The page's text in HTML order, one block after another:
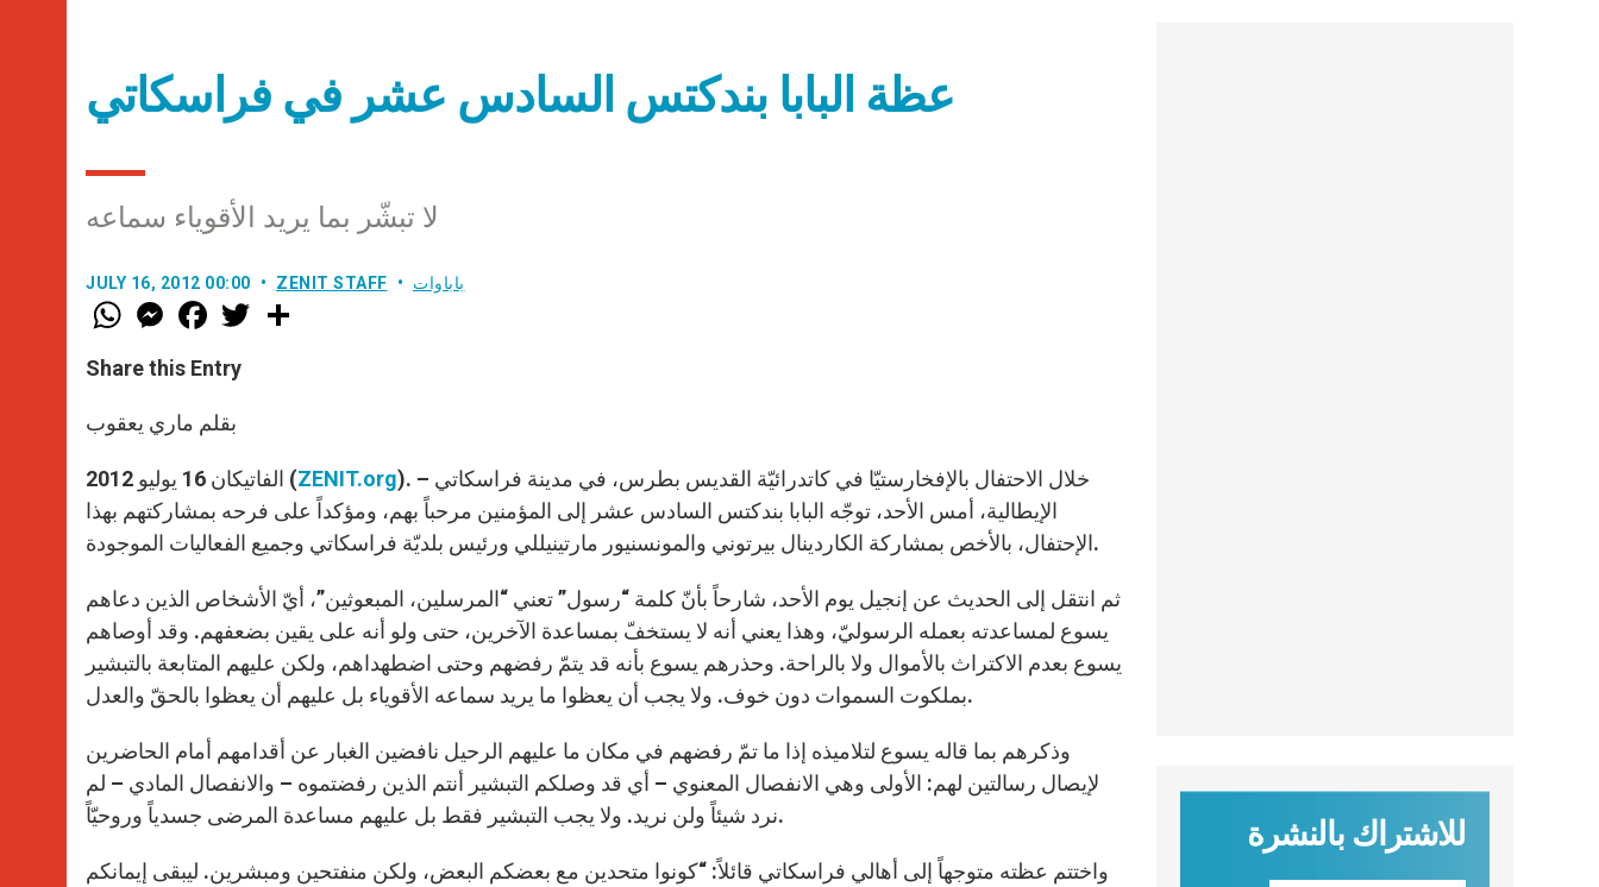
عظة البابا بندكتس السادس عشر في فراسكاتي
لا تبشّر بما يريد الأقوياء سماعه
JULY 16, 2012 00:00 ZENIT STAFF باباوات
W
h
t
s
p
p
M
e
s
e
g
e
F
a
e
b
o
k
w
Share this Entry
بقلم ماري يعقوب
الفاتيكان 16 يوليو 2012 (ZENIT.org). – خلال الاحتفال بالإفخارستيّا في كاتدرائيّة القديس بطرس، في مدينة فراسكاتي
الإيطالية، أمس الأحد، توجّه البابا بندكتس السادس عشر إلى المؤمنين مرحباً بهم، ومؤكداً على فرحه بمشاركتهم بهذا
الإحتفال، بالأخص بمشاركة الكاردينال بيرتوني والمونسنيور مارتينيللي ورئيس بلديّة فراسكاتي وجميع الفعاليات الموجودة.
ثم انتقل إلى الحديث عن إنجيل يوم الأحد، شارحاً بأنّ كلمة “رسول” تعني “المرسلين، المبعوثين”، أيّ الأشخاص الذين دعاهم
يسوع لمساعدته بعمله الرسوليّ، وهذا يعني أنه لا يستخفّ بمساعدة الآخرين، حتى ولو أنه على يقين بضعفهم. وقد أوصاهم
يسوع بعدم الاكتراث بالأموال ولا بالراحة. وحذرهم يسوع بأنه قد يتمّ رفضهم وحتى اضطهداهم، ولكن عليهم المتابعة بالتبشير
بملكوت السموات دون خوف. ولا يجب أن يعظوا ما يريد سماعه الأقوياء بل عليهم أن يعظوا بالحقّ والعدل.
وذكرهم بما قاله يسوع لتلاميذه إذا ما تمّ رفضهم في مكان ما عليهم الرحيل نافضين الغبار عن أقدامهم أمام الحاضرين
لإيصال رسالتين لهم: الأولى وهي الانفصال المعنوي – أي قد وصلكم التبشير أنتم الذين رفضتموه – والانفصال المادي – لم
نرد شيئاً ولن نريد. ولا يجب التبشير فقط بل عليهم مساعدة المرضى جسدياً وروحيّاً.
واختتم عظته متوجهاً إلى أهالي فراسكاتي قائلاً: “كونوا متحدين مع بعضكم البعض، ولكن منفتحين ومبشرين. ليبقى إيمانكم
للاشتراك بالنشرة